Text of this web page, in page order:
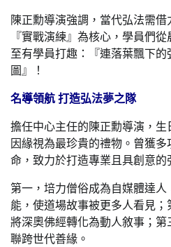
陳正勳導演強調，當代弘法需
『實戰演練』為核心，學員們
至有學員打趣：『連落葉飄下
圖』！
名導領航 打造弘法夢之隊
擔任中心主任的陳正勳導演，
因緣視為最珍貴的禮物。曾獲
命，致力於打造專業且具創意的
第一，培力僧俗成為自媒體達
能，使道場故事被更多人看見；
將深奧佛經轉化為動人敘事；
聯跨世代善緣。